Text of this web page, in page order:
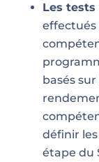
Les tests
effectués
basés
définir
étape du